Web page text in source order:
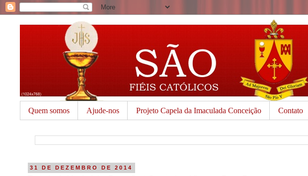
Quem somos Ajude-nos Projeto Capela da Imaculada Conceição Contato
31 DE DEZEMBRO DE 2014